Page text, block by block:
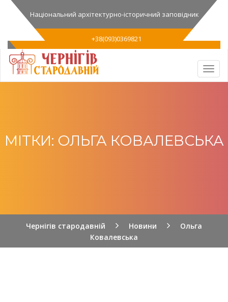
Національний архітектурно-історичний заповідник
+38(093)0369821
МІТКИ: ОЛЬГА КОВАЛЕВСЬКА
Чернігів стародавній Новини
Ольга
Ковалевська